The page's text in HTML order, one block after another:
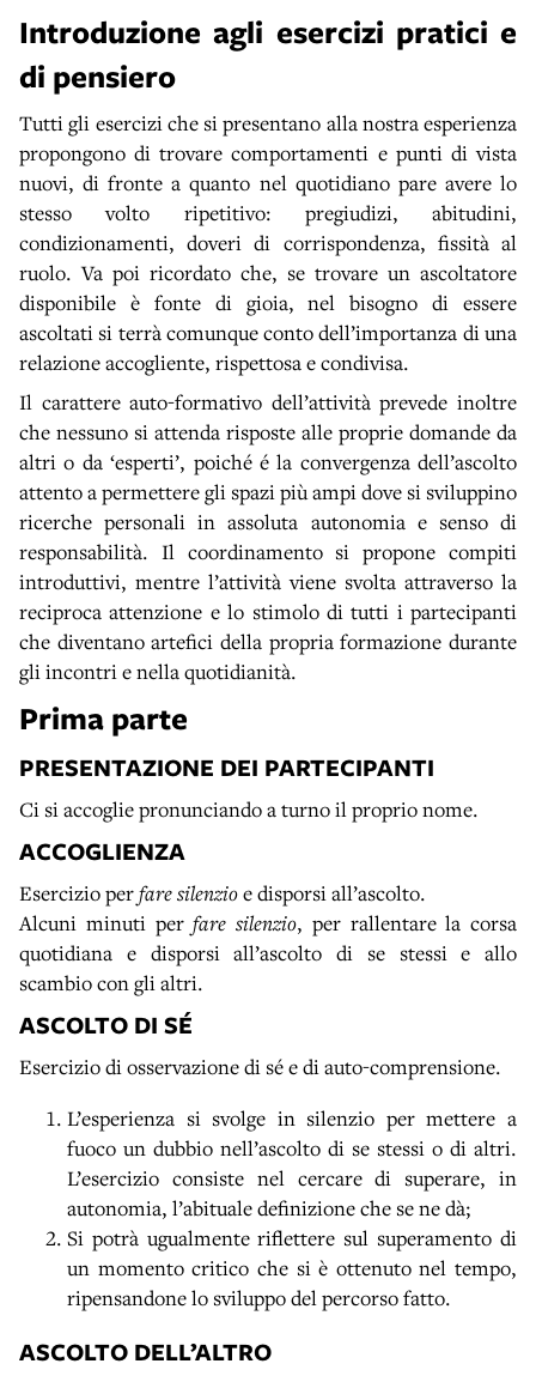
Introduzione agli esercizi pratici e
di pensiero
Tutti gli esercizi che si presentano alla nostra esperienza
propongono di trovare comportamenti e punti di vista
nuovi, di fronte a quanto nel quotidiano pare avere lo
stesso volto ripetitivo: pregiudizi, abitudini,
condizionamenti, doveri di corrispondenza, fissità al
ruolo. Va poi ricordato che, se trovare un ascoltatore
disponibile è fonte di gioia, nel bisogno di essere
ascoltati si terrà comunque conto dell’importanza di una
relazione accogliente, rispettosa e condivisa.
Il carattere auto-formativo dell’attività prevede inoltre
che nessuno si attenda risposte alle proprie domande da
altri o da ‘esperti’, poiché é la convergenza dell’ascolto
attento a permettere gli spazi più ampi dove si sviluppino
ricerche personali in assoluta autonomia e senso di
responsabilità. Il coordinamento si propone compiti
introduttivi, mentre l’attività viene svolta attraverso la
reciproca attenzione e lo stimolo di tutti i partecipanti
che diventano artefici della propria formazione durante
gli incontri e nella quotidianità.
Prima parte
PRESENTAZIONE DEI PARTECIPANTI
Ci si accoglie pronunciando a turno il proprio nome.
ACCOGLIENZA
Esercizio perfare silenzioe disporsi all’ascolto.
Alcuni minuti perfare silenzio, per rallentare la corsa
quotidiana e disporsi all’ascolto di se stessi e allo
scambio con gli altri.
ASCOLTO DI SÉ
Esercizio di osservazione di sé e di auto-comprensione.
L’esperienza si svolge in silenzio per mettere a
fuoco un dubbio nell’ascolto di se stessi o di altri.
L’esercizio consiste nel cercare di superare, in
autonomia, l’abituale definizione che se ne dà;
Si potrà ugualmente riflettere sul superamento di
un momento critico che si è ottenuto nel tempo,
ripensandone lo sviluppo del percorso fatto.
ASCOLTO DELL’ALTRO